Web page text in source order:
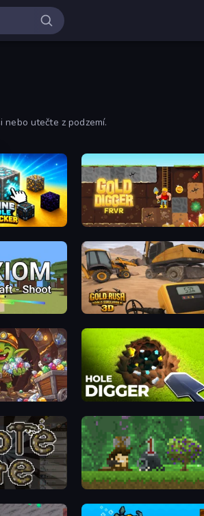
utečte z podzemí.
Gold Digger FRVR
Gold Rush: Gold Simulator 3D
Hole Digger
Aground